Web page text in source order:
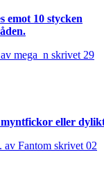
emot 10 stycken
mega_n skrivet 29
eller
av Fantom skrivet 02